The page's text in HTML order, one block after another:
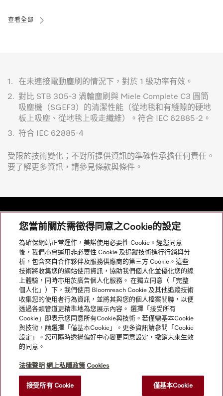
查看全部
1.
在未連接電動塵刷的情況下，對於 1 級功率有效。
2. 對比 STB 305-3 渦輪塵刷與 Miele Complete C3 圓筒
吸塵機（SGEF3）的清潔性能（從地毯和有縫隙的硬地
板上吸塵、從地毯上吸走纖維）。符合 IEC 62885-2。
3.
符合 IEC 62885-4
受限於技術變化；不對所提供資訊的準確性承擔任何責任。
要了解更多資訊，請參見條款與條件。
網站導航
服務
您當前關於需徵得同意之Cookie的設定
為確保網站正常運作，美諾使用必要性 Cookie。經您同意
後，我們亦會運用非必要性 Cookie 及追蹤技術進行行銷與分
析，包含來自合作夥伴及服務供應商的第三方 Cookie。這些
技術將收集您的網站使用資訊，協助我們個人化並優化您的線
上體驗，同時亦用於廣告個人化服務。 在獨立同意（「完整
個人化」）下，我們使用 Bloomreach Cookie 及其他追蹤技術
收集您的使用者行為資訊，並將其與您的個人檔案關聯，以便
透過各類管道更精準地為您展示內容。 選擇「接受所有
Cookie」即表示您同意所有Cookie與技術。若僅需基本Cookie
與技術，請選擇「僅基本Cookie」。更多資訊請參閱「Cookie
設定」。您可隨時透過偏好中心變更同意設定，撤銷未來生效
的同意。
法律聲明 網上私隱政策 Cookies
接受所有 Cookie 僅基本Cookie